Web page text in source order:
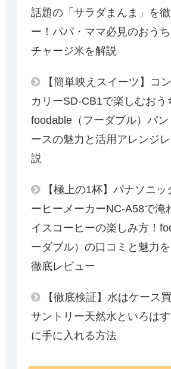
話題の「サラダまんま」を
ー！パパ・ママ必見のおう
チャージ米を解説
【簡単映えスイーツ】コ
カリーSD-CB1で楽しむおう
foodable（フーダブル）パン
ースの魅力と活用アレンジ
説
【極上の1杯】パナソニッ
ーヒーメーカーNC-A58で淹
イスコーヒーの楽しみ方！
ーダブル）の口コミと魅力
徹底レビュー
【徹底検証】水はケース
サントリー天然水といろは
に手に入れる方法